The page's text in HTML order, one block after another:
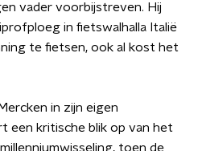
vader voorbijstreven. Hij
in fietswalhalla Italië
te fietsen, ook al kost het
in zijn eigen
een kritische blik op van het
toen de